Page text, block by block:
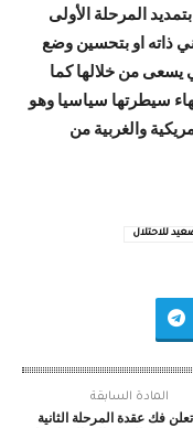
المرحلة الأولى
ذاته او بتحسين وضع
يسعى من خلالها كما
سيطرتها سياسيا وهو
والغربية من
للاحتلال
المادة السابقة
فك عقدة المرحلة الثانية